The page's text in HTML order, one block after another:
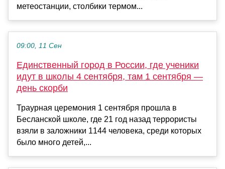
метеостанции, столбики термом...
09:00, 11 Сен
Единственный город в России, где ученики
идут в школы 4 сентября, там 1 сентября —
день скорби
Траурная церемония 1 сентября прошла в
Бесланской школе, где 21 год назад террористы
взяли в заложники 1144 человека, среди которых
было много детей,...